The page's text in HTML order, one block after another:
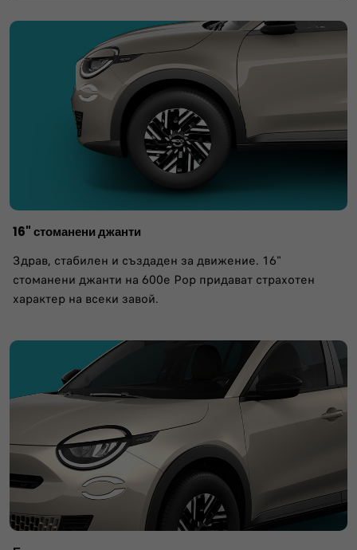
16" стоманени джанти
Здрав, стабилен и създаден за движение. 16"
стоманени джанти на 600e Pop придават страхотен
характер на всеки завой.